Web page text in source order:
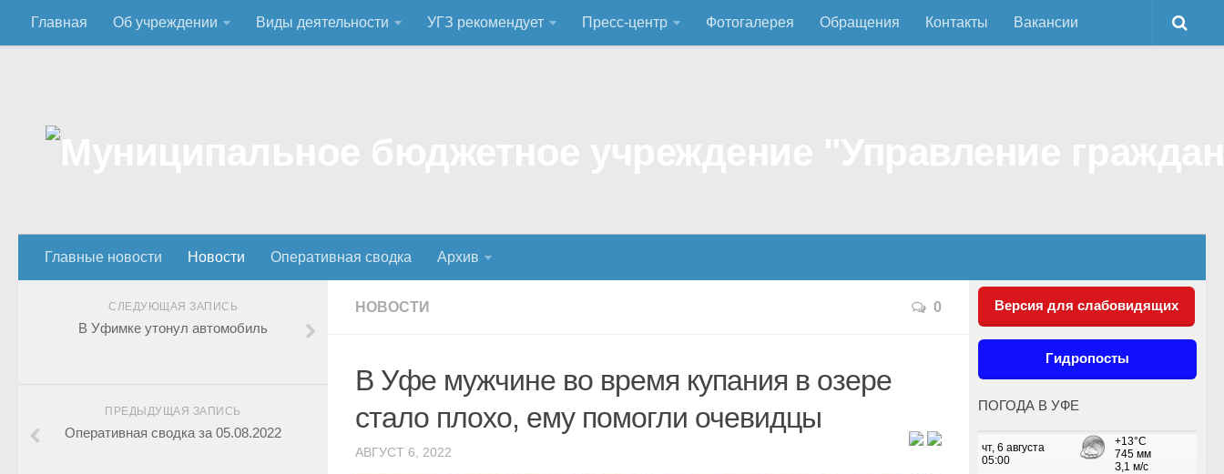
Главная Об учреждении Виды деятельности УГЗ рекомендует Пресс-центр Фотогалерея Обращения Контакты Вакансии
Главные новости Новости Оперативная сводка Архив
НОВОСТИ 0
В Уфе мужчине во время купания в озере
стало плохо, ему помогли очевидцы
АВГУСТ 6, 2022
СЛЕДУЮЩАЯ ЗАПИСЬ
В Уфимке утонул автомобиль
ПРЕДЫДУЩАЯ ЗАПИСЬ
Оперативная сводка за 05.08.2022
Версия для слабовидящих
Гидропосты
ПОГОДА В УФЕ